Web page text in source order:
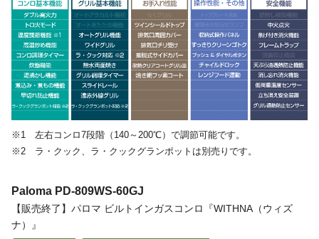
※1 左右コンロ7段階（140～200℃）で調節可能です。
※2 ラ・クック、ラ・クックグランポットは別売りです。
Paloma PD-809WS-60GJ
【販売終了】パロマ ビルトインガスコンロ『WITHNA（ウィズ
ナ）』